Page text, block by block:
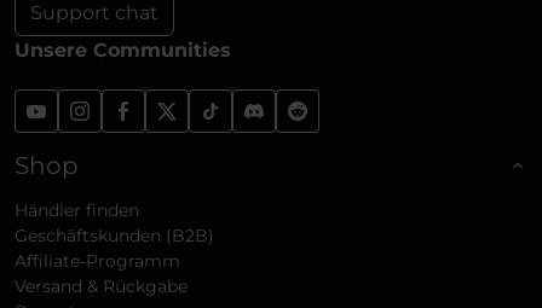
Support chat
Unsere Communities
Shop
Händler finden
Geschäftskunden (B2B)
Affiliate-Programm
Versand & Rückgabe